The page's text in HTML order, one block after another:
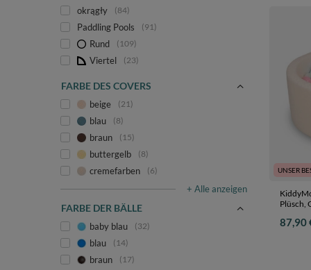
okrągły 84
Paddling Pools 91
Rund 109
Viertel 23
FARBE DES COVERS
beige 21
blau 8
braun 15
buttergelb 8
cremefarben 6
+ Alle anzeigen
FARBE DER BÄLLE
baby blau 32
blau 14
braun 17
UNSER
Plüsch,
Creme:
87,90